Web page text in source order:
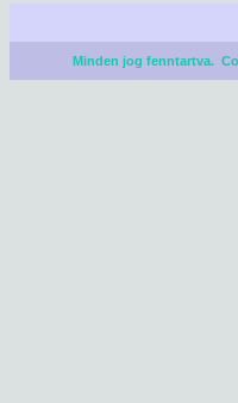
Minden jog fenntartva.